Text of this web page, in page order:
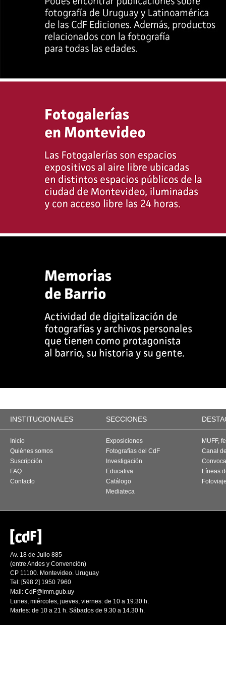
INSTITUCIONALES SECCIONES
Inicio
Quiénes somos
Suscripción
FAQ
Contacto
Exposiciones
Fotografías del CdF
Investigación
Educativa
Catálogo
Mediateca
MUFF,
Canal
Líneas
Av. 18 de Julio 885
(entre Andes y Convención)
CP 11100. Montevideo. Uruguay
Tel: [598 2] 1950 7960
Mail: CdF@imm.gub.uy
Lunes, miércoles, jueves, viernes: de 10 a 19.30 h.
Martes: de 10 a 21 h. Sábados de 9.30 a 14.30 h.